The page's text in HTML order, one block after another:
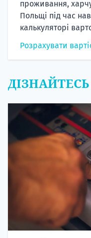
проживання,
Польщі під час
калькуляторі
Розрахувати